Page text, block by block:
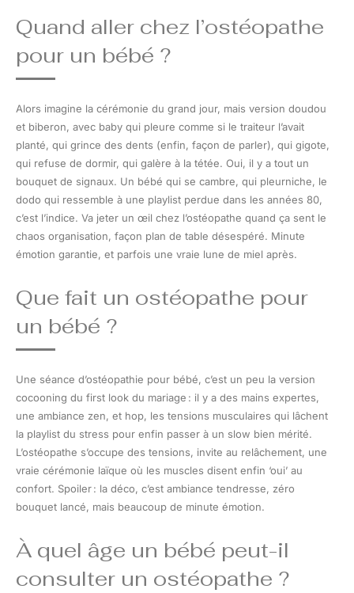
Quand aller chez l’ostéopathe
pour un bébé ?
Alors imagine la cérémonie du grand jour, mais version doudou
et biberon, avec baby qui pleure comme si le traiteur l’avait
planté, qui grince des dents (enfin, façon de parler), qui gigote,
qui refuse de dormir, qui galère à la tétée. Oui, il y a tout un
bouquet de signaux. Un bébé qui se cambre, qui pleurniche, le
dodo qui ressemble à une playlist perdue dans les années 80,
c’est l’indice. Va jeter un œil chez l’ostéopathe quand ça sent le
chaos organisation, façon plan de table désespéré. Minute
émotion garantie, et parfois une vraie lune de miel après.
Que fait un ostéopathe pour
un bébé ?
Une séance d’ostéopathie pour bébé, c’est un peu la version
cocooning du first look du mariage : il y a des mains expertes,
une ambiance zen, et hop, les tensions musculaires qui lâchent
la playlist du stress pour enfin passer à un slow bien mérité.
L’ostéopathe s’occupe des tensions, invite au relâchement, une
vraie cérémonie laïque où les muscles disent enfin ‘oui’ au
confort. Spoiler : la déco, c’est ambiance tendresse, zéro
bouquet lancé, mais beaucoup de minute émotion.
À quel âge un bébé peut-il
consulter un ostéopathe ?